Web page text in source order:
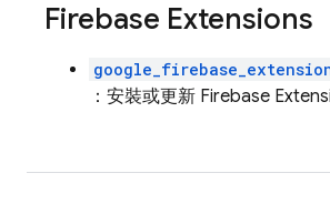
Firebase Extensions
：安裝或更新 Firebase